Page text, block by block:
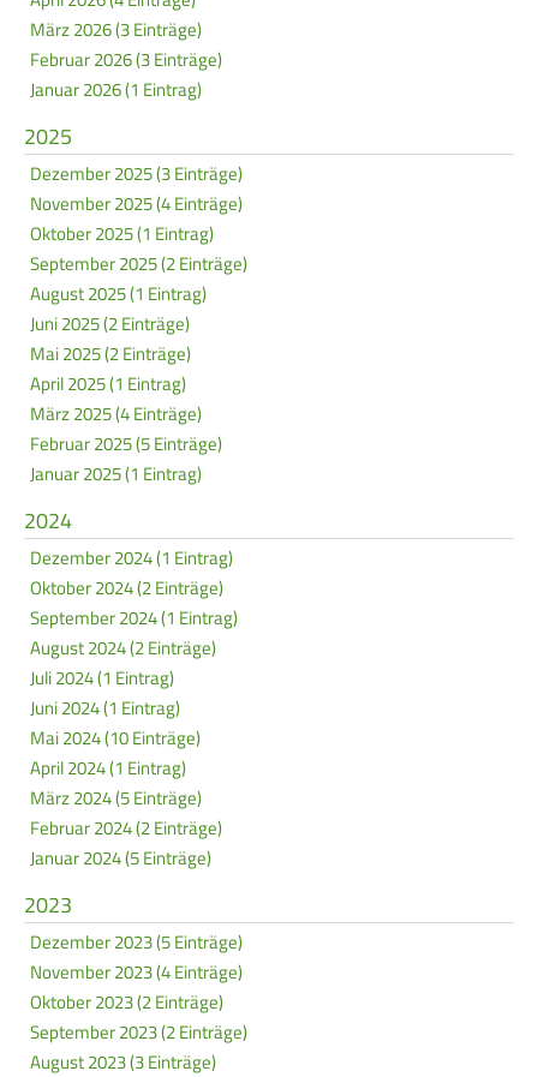
März 2026 (3 Einträge)
Februar 2026 (3 Einträge)
Januar 2026 (1 Eintrag)
2025
Dezember 2025 (3 Einträge)
November 2025 (4 Einträge)
Oktober 2025 (1 Eintrag)
September 2025 (2 Einträge)
August 2025 (1 Eintrag)
Juni 2025 (2 Einträge)
Mai 2025 (2 Einträge)
April 2025 (1 Eintrag)
März 2025 (4 Einträge)
Februar 2025 (5 Einträge)
Januar 2025 (1 Eintrag)
2024
Dezember 2024 (1 Eintrag)
Oktober 2024 (2 Einträge)
September 2024 (1 Eintrag)
August 2024 (2 Einträge)
Juli 2024 (1 Eintrag)
Juni 2024 (1 Eintrag)
Mai 2024 (10 Einträge)
April 2024 (1 Eintrag)
März 2024 (5 Einträge)
Februar 2024 (2 Einträge)
Januar 2024 (5 Einträge)
2023
Dezember 2023 (5 Einträge)
November 2023 (4 Einträge)
Oktober 2023 (2 Einträge)
September 2023 (2 Einträge)
August 2023 (3 Einträge)
Senioren-Auflage
Kader
DAMEN
Damen im Schützensport
Bezirkspokal
Frauen Ü40
Navigation
überspringen
Datenschutz